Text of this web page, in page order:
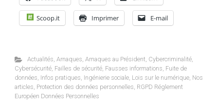
Scoop.it Imprimer E-mail
Actualités, Arnaques, Arnaques au Président, Cybercriminalité,
Cybersécurité, Failles de sécurité, Fausses informations, Fuite de
données, Infos pratiques, Ingénierie sociale, Lois sur le numérique, Nos
articles, Protection des données personnelles, RGPD Réglement
Européen Données Personnelles